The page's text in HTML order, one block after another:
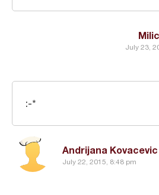
July 23,
Andrijana Kovacevic
July 22, 2015, 8:48 pm
:-*